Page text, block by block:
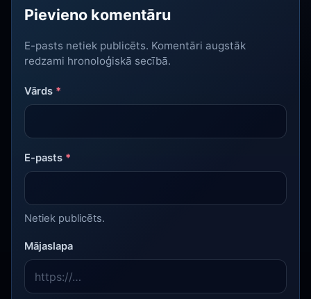
Pievieno komentāru
E-pasts netiek publicēts. Komentāri augstāk
redzami hronoloģiskā secībā.
Vārds *
E-pasts *
Netiek publicēts.
Mājaslapa